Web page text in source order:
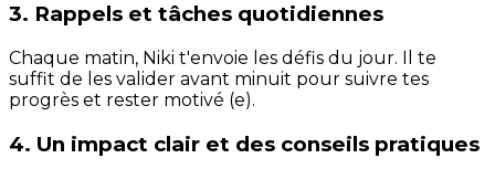
3. Rappels et tâches quotidiennes
Chaque matin, Niki t'envoie les défis du jour. Il te
suffit de les valider avant minuit pour suivre tes
progrès et rester motivé (e).
4. Un impact clair et des conseils pratiques